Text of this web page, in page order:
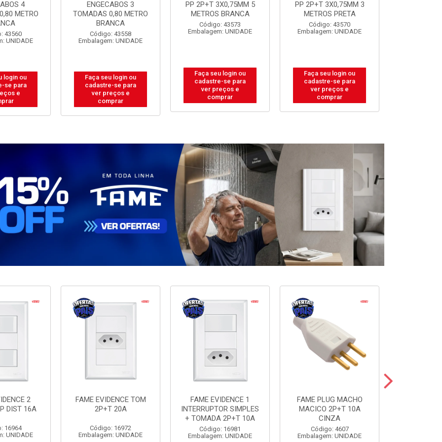
3
METRO
43558
UNIDADE
login ou
se para
e
PP 2P+T 3X0,75MM 5
METROS BRANCA
Código: 43573
Embalagem: UNIDADE
Faça seu login ou
cadastre-se para
ver preços e
comprar
PP 2P+T 3X0,75MM 3
METROS PRETA
Código: 43570
Embalagem: UNIDADE
Faça seu login ou
cadastre-se para
ver preços e
comprar
PP 2P+T 3X0,75MM 5
METROS PRETA
Código: 43572
Embalagem: UNIDADE
Faça seu login ou
cadastre-se para
ver preços e
comprar
2
DIST 16A
16964
UNIDADE
FAME EVIDENCE TOM
2P+T 20A
Código: 16972
Embalagem: UNIDADE
FAME EVIDENCE 1
INTERRUPTOR SIMPLES
+ TOMADA 2P+T 10A
Código: 16981
Embalagem: UNIDADE
FAME PLUG MACHO
MACICO 2P+T 10A
CINZA
Código: 4607
Embalagem: UNIDADE